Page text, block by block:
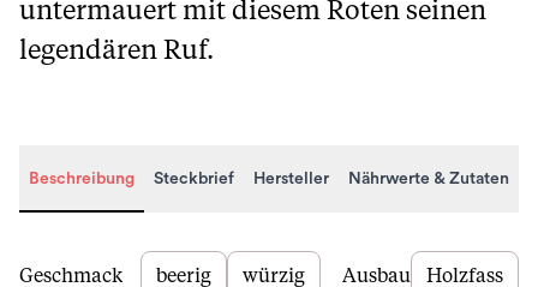
untermauert mit diesem Roten seinen
legendären Ruf.
Beschreibung Steckbrief Hersteller Nährwerte & Zutaten
Beschreibung
Geschmack beerig würzig Ausbau Holzfass